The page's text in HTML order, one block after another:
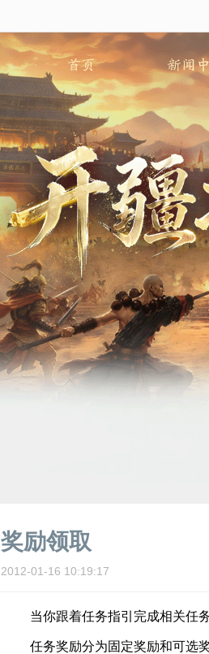
奖励领取
2012-01-16 10:19:17
当你跟着任务指引完成相关任务
任务奖励分为固定奖励和可选奖